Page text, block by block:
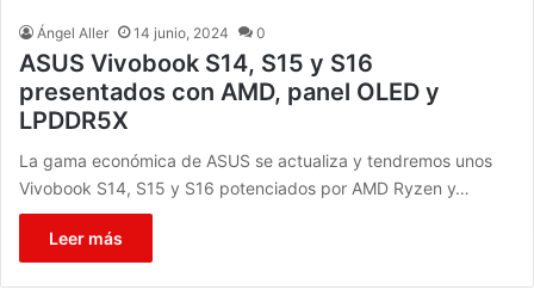
Ángel Aller 14 junio, 2024 0
ASUS Vivobook S14, S15 y S16
presentados con AMD, panel OLED y
LPDDR5X
La gama económica de ASUS se actualiza y tendremos unos
Vivobook S14, S15 y S16 potenciados por AMD Ryzen y…
Leer más